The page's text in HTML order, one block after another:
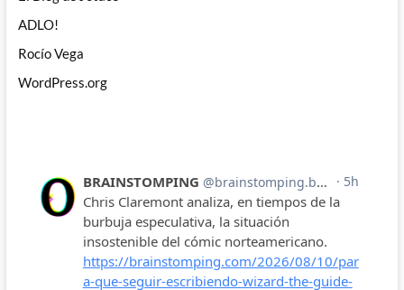
ADLO!
Rocío Vega
WordPress.org